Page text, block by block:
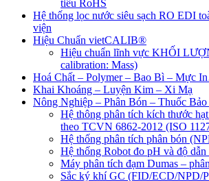
tiêu RoHS
Hệ thống lọc nước siêu sạch RO EDI​​
viện
Hiệu Chuẩn vietCALIB®
Hiệu chuẩn lĩnh vực KHỐI
calibration: Mass)
Hoá Chất – Polymer – Bao Bì – Mực
Khai Khoáng – Luyện Kim – Xi Mạ
Nông Nghiệp – Phân Bón – Thuốc
Hệ thông phân tích kích thước
theo TCVN 6862-2012 (ISO
Hệ thống phân tích phân bón
Hệ thống Robot đo pH và độ
Máy phân tích đạm Dumas –
Sắc ký khí GC (FID/ECD/